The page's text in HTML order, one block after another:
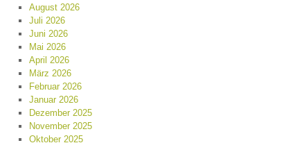
August 2026
Juli 2026
Juni 2026
Mai 2026
April 2026
März 2026
Februar 2026
Januar 2026
Dezember 2025
November 2025
Oktober 2025